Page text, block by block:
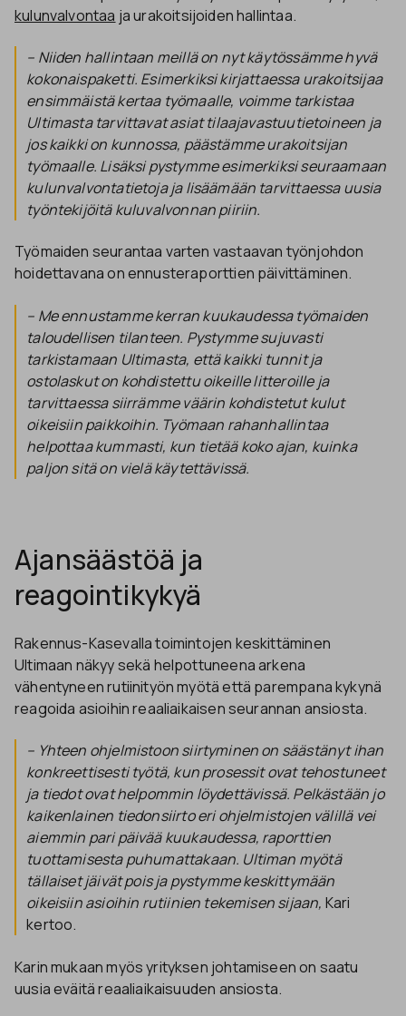
kulunvalvontaa ja urakoitsijoiden hallintaa.
– Niiden hallintaan meillä on nyt käytössämme hyvä
kokonaispaketti. Esimerkiksi kirjattaessa urakoitsijaa
ensimmäistä kertaa työmaalle, voimme tarkistaa
Ultimasta tarvittavat asiat tilaajavastuutietoineen ja
jos kaikki on kunnossa, päästämme urakoitsijan
työmaalle. Lisäksi pystymme esimerkiksi seuraamaan
kulunvalvontatietoja ja lisäämään tarvittaessa uusia
työntekijöitä kuluvalvonnan piiriin.
Työmaiden seurantaa varten vastaavan työnjohdon
hoidettavana on ennusteraporttien päivittäminen.
– Me ennustamme kerran kuukaudessa työmaiden
taloudellisen tilanteen. Pystymme sujuvasti
tarkistamaan Ultimasta, että kaikki tunnit ja
ostolaskut on kohdistettu oikeille litteroille ja
tarvittaessa siirrämme väärin kohdistetut kulut
oikeisiin paikkoihin. Työmaan rahanhallintaa
helpottaa kummasti, kun tietää koko ajan, kuinka
paljon sitä on vielä käytettävissä.
Ajansäästöä ja
reagointikykyä
Rakennus-Kasevalla toimintojen keskittäminen
Ultimaan näkyy sekä helpottuneena arkena
vähentyneen rutiinityön myötä että parempana kykynä
reagoida asioihin reaaliaikaisen seurannan ansiosta.
– Yhteen ohjelmistoon siirtyminen on säästänyt ihan
konkreettisesti työtä, kun prosessit ovat tehostuneet
ja tiedot ovat helpommin löydettävissä. Pelkästään jo
kaikenlainen tiedonsiirto eri ohjelmistojen välillä vei
aiemmin pari päivää kuukaudessa, raporttien
tuottamisesta puhumattakaan. Ultiman myötä
tällaiset jäivät pois ja pystymme keskittymään
oikeisiin asioihin rutiinien tekemisen sijaan, Kari
kertoo.
Karin mukaan myös yrityksen johtamiseen on saatu
uusia eväitä reaaliaikaisuuden ansiosta.